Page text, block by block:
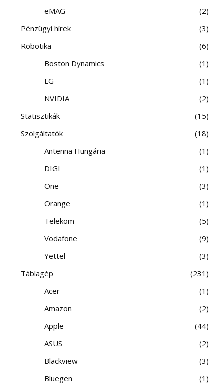
eMAG
2
Pénzügyi hírek
3
Robotika
6
Boston Dynamics
1
LG
1
NVIDIA
2
Statisztikák
15
Szolgáltatók
18
Antenna Hungária
1
DIGI
1
One
3
Orange
1
Telekom
5
Vodafone
9
Yettel
3
Táblagép
231
Acer
1
Amazon
2
Apple
44
ASUS
2
Blackview
3
Bluegen
1